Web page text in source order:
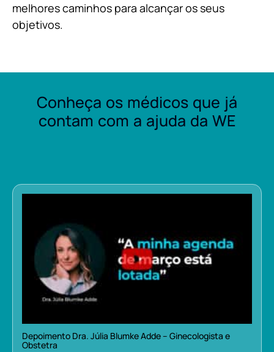
melhores caminhos para alcançar os seus
objetivos.
Conheça os médicos que já
contam com a ajuda da WE
Depoimento Dra. Júlia Blumke Adde – Ginecologista e
Obstetra